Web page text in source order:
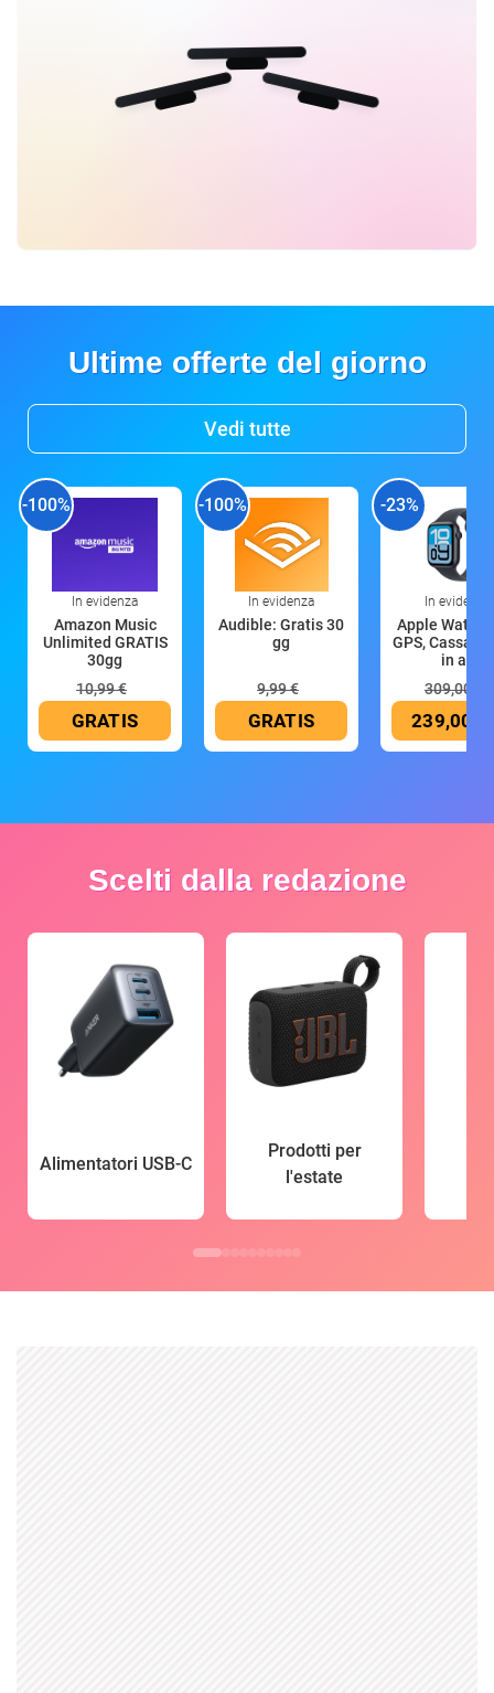
Ultime offerte del giorno
Vedi tutte
-100%
In evidenza
Amazon Music
Unlimited GRATIS
30gg
10,99 €
GRATIS
-100%
In evidenza
Audible: Gratis 30
gg
9,99 €
GRATIS
-23%
In evidenza
Apple Watch
GPS, Cassa
in all
309,00 €
239,00 €
Scelti dalla redazione
Alimentatori USB-C
Prodotti per
l'estate